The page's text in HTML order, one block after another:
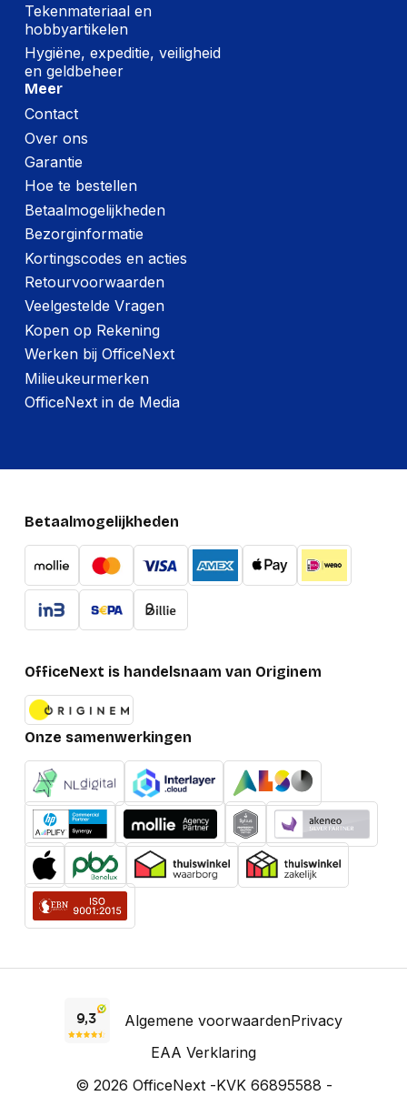
Tekenmateriaal en
hobbyartikelen
Hygiëne, expeditie, veiligheid
en geldbeheer
Meer
Contact
Over ons
Garantie
Hoe te bestellen
Betaalmogelijkheden
Bezorginformatie
Kortingscodes en acties
Retourvoorwaarden
Veelgestelde Vragen
Kopen op Rekening
Werken bij OfficeNext
Milieukeurmerken
OfficeNext in de Media
Betaalmogelijkheden
OfficeNext is handelsnaam van Originem
Onze samenwerkingen
Algemene voorwaardenPrivacy
EAA Verklaring
© 2026 OfficeNext -KVK 66895588 -